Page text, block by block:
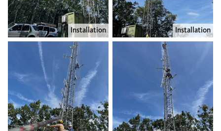
Installation Installation